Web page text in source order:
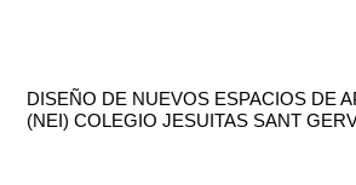
DISEÑO DE NUEVOS ESPACIOS DE
(NEI) COLEGIO JESUITAS SANT